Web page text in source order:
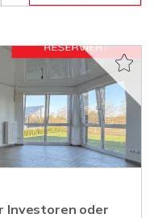
Investoren oder